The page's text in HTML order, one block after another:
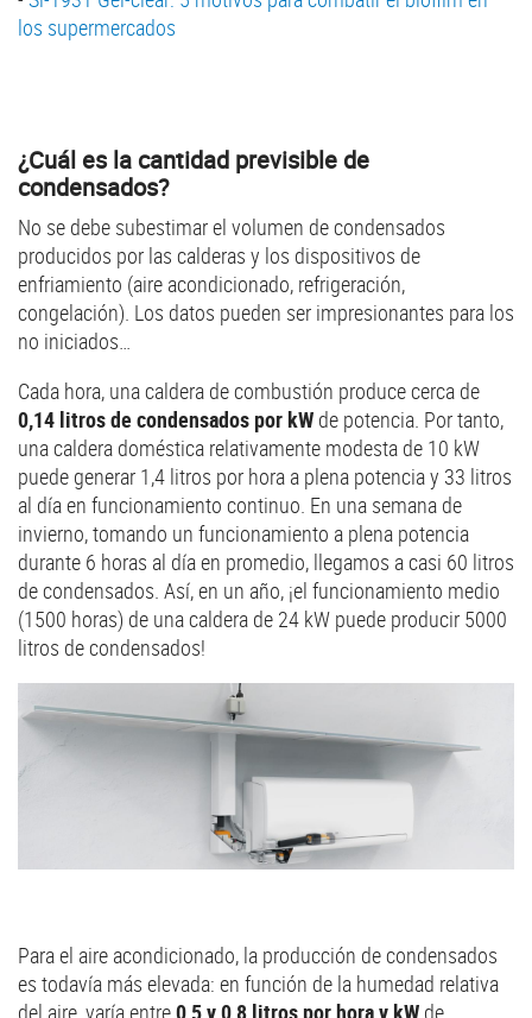
los supermercados
¿Cuál es la cantidad previsible de
condensados?
No se debe subestimar el volumen de condensados
producidos por las calderas y los dispositivos de
enfriamiento (aire acondicionado, refrigeración,
congelación). Los datos pueden ser impresionantes para los
no iniciados…
Cada hora, una caldera de combustión produce cerca de
0,14 litros de condensados por kW de potencia. Por tanto,
una caldera doméstica relativamente modesta de 10 kW
puede generar 1,4 litros por hora a plena potencia y 33 litros
al día en funcionamiento continuo. En una semana de
invierno, tomando un funcionamiento a plena potencia
durante 6 horas al día en promedio, llegamos a casi 60 litros
de condensados. Así, en un año, ¡el funcionamiento medio
(1500 horas) de una caldera de 24 kW puede producir 5000
litros de condensados!
Para el aire acondicionado, la producción de condensados
es todavía más elevada: en función de la humedad relativa
del aire, varía entre0,5 y 0,8 litros por hora y kW de